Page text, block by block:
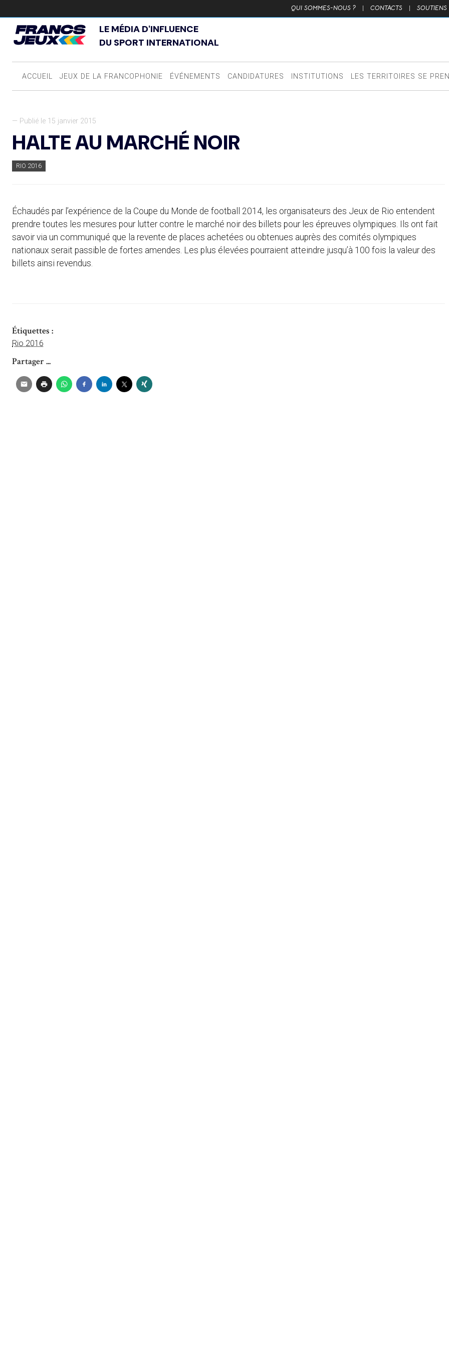
QUI SOMMES-NOUS ? | CONTACTS | SOUTIENS
LE MÉDIA D'INFLUENCE
DU SPORT INTERNATIONAL
ACCUEIL JEUX DE LA FRANCOPHONIE ÉVÉNEMENTS CANDIDATURES INSTITUTIONS LES TERRITOIRES SE
— Publié le 15 janvier 2015
HALTE AU MARCHÉ NOIR
RIO 2016
Échaudés par l’expérience de la Coupe du Monde de football 2014, les organisateurs des Jeux de Rio entendent
prendre toutes les mesures pour lutter contre le marché noir des billets pour les épreuves olympiques. Ils ont fait
savoir via un communiqué que la revente de places achetées ou obtenues auprès des comités olympiques
nationaux serait passible de fortes amendes. Les plus élevées pourraient atteindre jusqu’à 100 fois la valeur des
billets ainsi revendus.
Étiquettes :
Rio 2016
Partager ...